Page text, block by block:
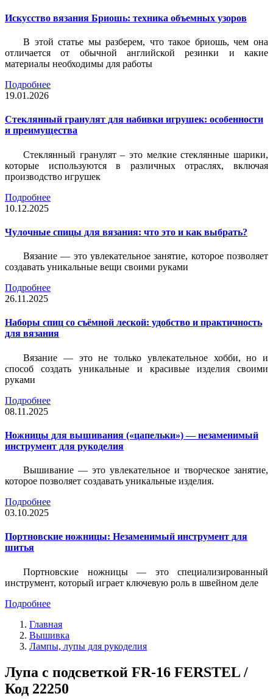
Искусство вязания Бриошь: техника объемных узоров
В этой статье мы разберем, что такое бриошь, чем она
отличается от обычной английской резинки и какие
материалы необходимы для работы
Подробнее
19.01.2026
Стеклянный гранулят для набивки игрушек: особенности
и преимущества
Стеклянный гранулят – это мелкие стеклянные шарики,
которые используются в различных отраслях, включая
производство игрушек
Подробнее
10.12.2025
Чулочные спицы для вязания: что это и как выбрать?
Вязание — это увлекательное занятие, которое позволяет
создавать уникальные вещи своими руками
Подробнее
26.11.2025
Наборы спиц со съёмной леской: удобство и практичность
для вязания
Вязание — это не только увлекательное хобби, но и
способ создать уникальные и красивые изделия своими
руками
Подробнее
08.11.2025
Ножницы для вышивания («цапельки») — незаменимый
инструмент для рукоделия
Вышивание — это увлекательное и творческое занятие,
которое позволяет создавать уникальные изделия.
Подробнее
03.10.2025
Портновские ножницы: Незаменимый инструмент для
шитья
Портновские ножницы — это специализированный
инструмент, который играет ключевую роль в швейном деле
Подробнее
Главная
Вышивка
Лампы, лупы для рукоделия
Лупа с подсветкой FR-16 FERSTEL /
Код 22250